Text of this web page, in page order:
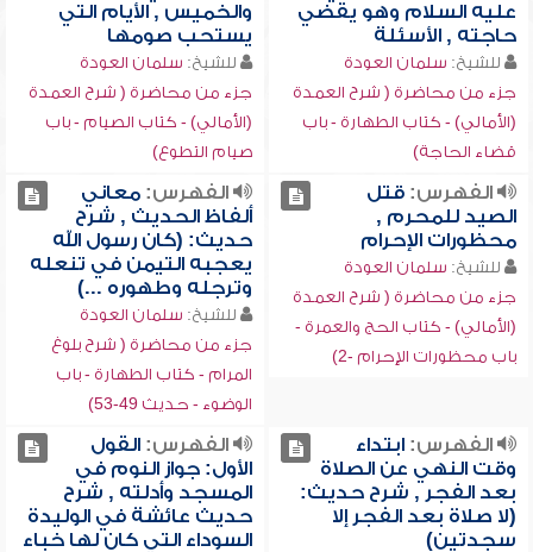
عليه السلام وهو يقضي
حاجته , الأسئلة
للشيخ: سلمان العودة
جزء من محاضرة ( شرح العمدة
(الأمالي) - كتاب الطهارة - باب
قضاء الحاجة)
والخميس , الأيام التي
يستحب صومها
للشيخ: سلمان العودة
جزء من محاضرة ( شرح العمدة
(الأمالي) - كتاب الصيام - باب
صيام التطوع)
الفهرس:قتل
الصيد للمحرم ,
محظورات الإحرام
للشيخ: سلمان العودة
جزء من محاضرة ( شرح العمدة
(الأمالي) - كتاب الحج والعمرة -
باب محظورات الإحرام -2)
الفهرس:معاني
ألفاظ الحديث , شرح
حديث: (كان رسول الله
يعجبه التيمن في تنعله
وترجله وطهوره ...)
للشيخ: سلمان العودة
جزء من محاضرة ( شرح بلوغ
المرام - كتاب الطهارة - باب
الوضوء - حديث 49-53)
الفهرس:ابتداء
وقت النهي عن الصلاة
بعد الفجر , شرح حديث:
(لا صلاة بعد الفجر إلا
سجدتين)
الفهرس:القول
الأول: جواز النوم في
المسجد وأدلته , شرح
حديث عائشة في الوليدة
السوداء التي كان لها خباء